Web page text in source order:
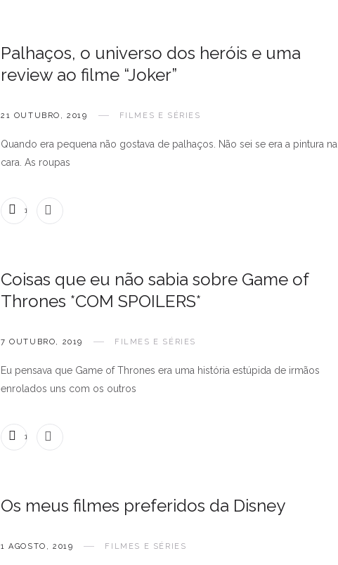
Palhaços, o universo dos heróis e uma
review ao filme “Joker”
21 OUTUBRO, 2019 FILMES E SÉRIES
Quando era pequena não gostava de palhaços. Não sei se era a pintura na
cara. As roupas
1 COMENTÁRIO
Coisas que eu não sabia sobre Game of
Thrones *COM SPOILERS*
7 OUTUBRO, 2019 FILMES E SÉRIES
Eu pensava que Game of Thrones era uma história estúpida de irmãos
enrolados uns com os outros
1 COMENTÁRIO
Os meus filmes preferidos da Disney
1 AGOSTO, 2019 FILMES E SÉRIES